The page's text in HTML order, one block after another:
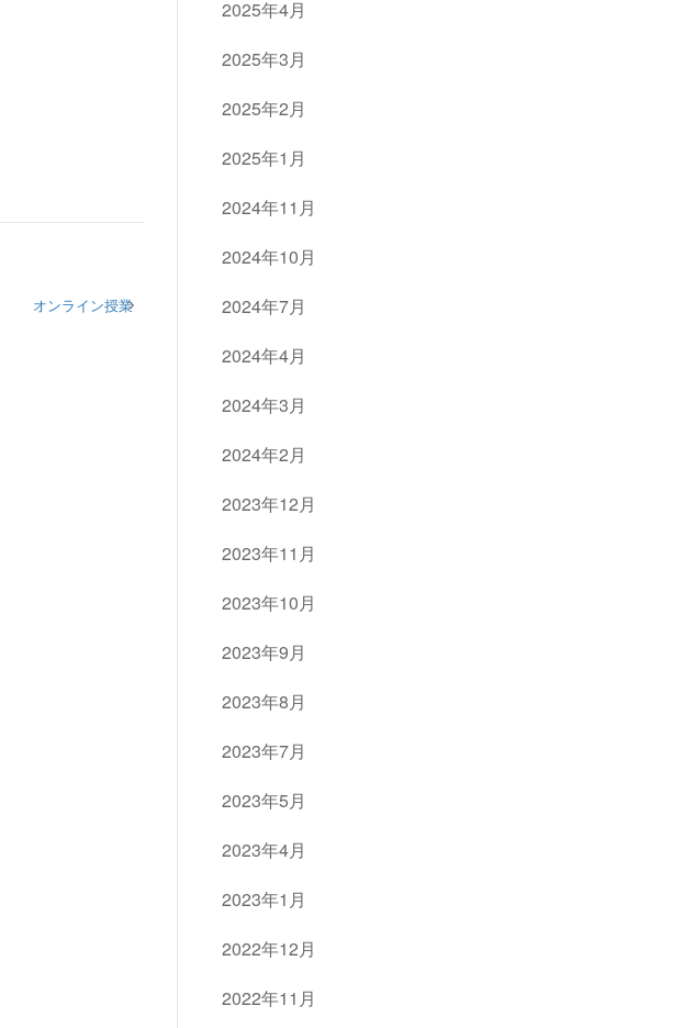
オンライン授業
2025年4月
2025年3月
2025年2月
2025年1月
2024年11月
2024年10月
2024年7月
2024年4月
2024年3月
2024年2月
2023年12月
2023年11月
2023年10月
2023年9月
2023年8月
2023年7月
2023年5月
2023年4月
2023年1月
2022年12月
2022年11月